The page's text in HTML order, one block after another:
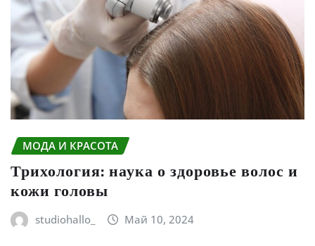
МОДА И КРАСОТА
Трихология: наука о здоровье волос и
кожи головы
studiohallo_ Май 10, 2024